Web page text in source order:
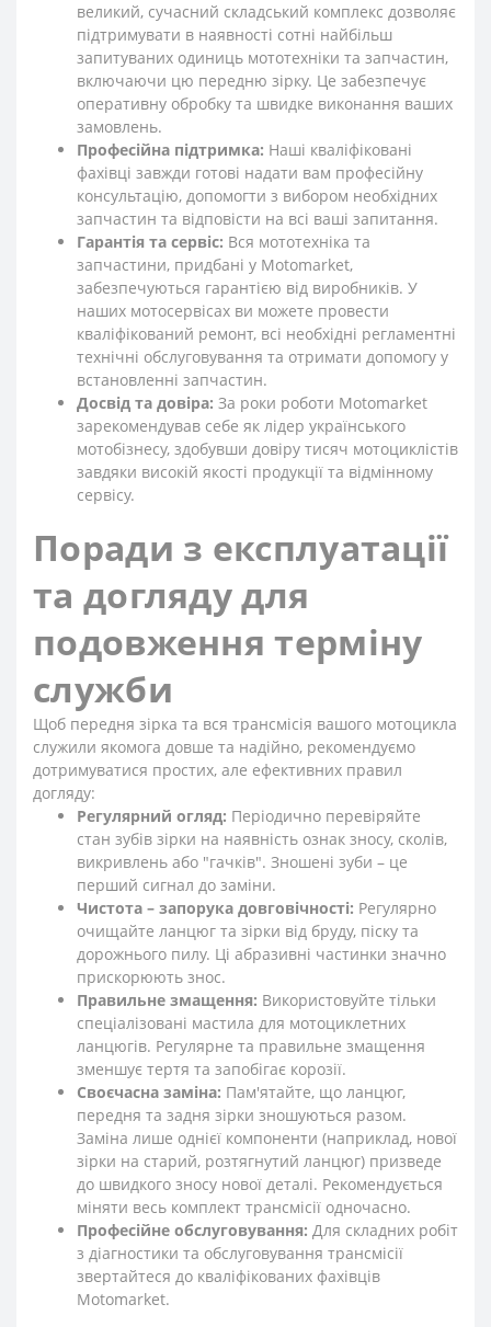
великий, сучасний складський комплекс дозволяє
підтримувати в наявності сотні найбільш
запитуваних одиниць мототехніки та запчастин,
включаючи цю передню зірку. Це забезпечує
оперативну обробку та швидке виконання ваших
замовлень.
Професійна підтримка: Наші кваліфіковані
фахівці завжди готові надати вам професійну
консультацію, допомогти з вибором необхідних
запчастин та відповісти на всі ваші запитання.
Гарантія та сервіс: Вся мототехніка та
запчастини, придбані у Motomarket,
забезпечуються гарантією від виробників. У
наших мотосервісах ви можете провести
кваліфікований ремонт, всі необхідні регламентні
технічні обслуговування та отримати допомогу у
встановленні запчастин.
Досвід та довіра: За роки роботи Motomarket
зарекомендував себе як лідер українського
мотобізнесу, здобувши довіру тисяч мотоциклістів
завдяки високій якості продукції та відмінному
сервісу.
Поради з експлуатації
та догляду для
подовження терміну
служби
Щоб передня зірка та вся трансмісія вашого мотоцикла
служили якомога довше та надійно, рекомендуємо
дотримуватися простих, але ефективних правил
догляду:
Регулярний огляд: Періодично перевіряйте
стан зубів зірки на наявність ознак зносу, сколів,
викривлень або "гачків". Зношені зуби – це
перший сигнал до заміни.
Чистота – запорука довговічності: Регулярно
очищайте ланцюг та зірки від бруду, піску та
дорожнього пилу. Ці абразивні частинки значно
прискорюють знос.
Правильне змащення: Використовуйте тільки
спеціалізовані мастила для мотоциклетних
ланцюгів. Регулярне та правильне змащення
зменшує тертя та запобігає корозії.
Своєчасна заміна: Пам'ятайте, що ланцюг,
передня та задня зірки зношуються разом.
Заміна лише однієї компоненти (наприклад, нової
зірки на старий, розтягнутий ланцюг) призведе
до швидкого зносу нової деталі. Рекомендується
міняти весь комплект трансмісії одночасно.
Професійне обслуговування: Для складних робіт
з діагностики та обслуговування трансмісії
звертайтеся до кваліфікованих фахівців
Motomarket.